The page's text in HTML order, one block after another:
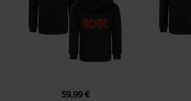
59,99 €